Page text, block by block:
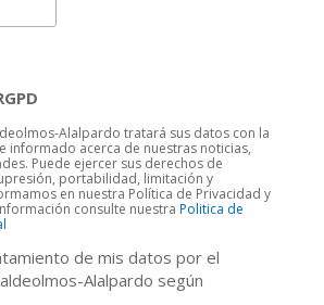
Alalpardo tratará sus datos con la
informado acerca de nuestras noticias,
Puede ejercer sus derechos de
portabilidad, limitación y
en nuestra Política de Privacidad y
consulte nuestraPolitica de
de mis datos por el
Alalpardo según